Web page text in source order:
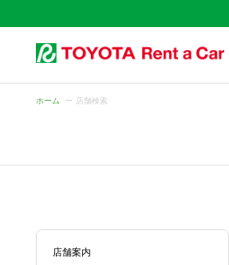
ホーム 店舗検索
店舗案内